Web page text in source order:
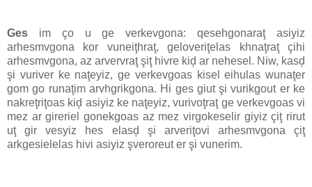
Ges im ço u ge verkevgona: qesehgonaraţ asiyiz
arhesmvgona kor vuneiţhraţ, geloveriţelas khnaţraţ çihi
arhesmvgona, az arvervraţ şiţ hivre kiḑ ar nehesel. Niw, kasḑ
şi vuriver ke naţeyiz, ge verkevgoas kisel eihulas wunaţer
gom go runaţim arvhgrikgona. Hi ges giut şi vurikgout er ke
nakreţriţoas kiḑ asiyiz ke naţeyiz, vurivoţraţ ge verkevgoas vi
mez ar gireriel gonekgoas az mez virgokeselir giyiz çiţ rirut
uţ gir vesyiz hes elasḑ şi arveriţovi arhesmvgona çiţ
arkgesielelas hivi asiyiz şveroreut er şi vunerim.